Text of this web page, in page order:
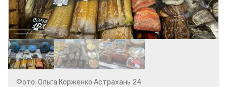
Фото: Ольга Корженко Астрахань 24